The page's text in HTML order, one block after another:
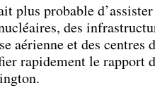
plus probable
des
aérienne et des
rapidement le rapport